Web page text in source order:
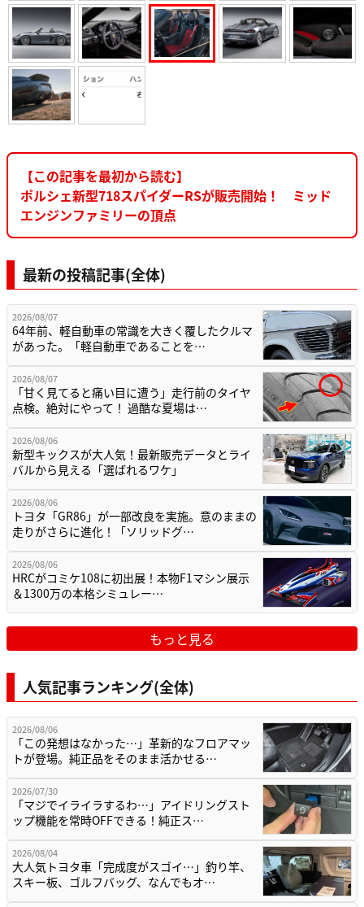
【この記事を最初から読む】
ポルシェ新型718スパイダーRSが販売開始！ ミッド
エンジンファミリーの頂点
最新の投稿記事(全体)
2026/08/07
64年前、軽自動車の常識を大きく覆したクルマ
があった。「軽自動車であることを…
2026/08/07
「甘く見てると痛い目に遭う」走行前のタイヤ
点検。絶対にやって！ 過酷な夏場は…
2026/08/06
新型キックスが大人気！最新販売データとライ
バルから見える「選ばれるワケ」
2026/08/06
トヨタ「GR86」が一部改良を実施。意のままの
走りがさらに進化！「ソリッドグ…
2026/08/06
HRCがコミケ108に初出展！本物F1マシン展示
＆1300万の本格シミュレー…
もっと見る
人気記事ランキング(全体)
2026/08/06
「この発想はなかった…」革新的なフロアマッ
トが登場。純正品をそのまま活かせる…
2026/07/30
「マジでイライラするわ…」アイドリングスト
ップ機能を常時OFFできる！純正ス…
2026/08/04
大人気トヨタ車「完成度がスゴイ…」釣り竿、
スキー板、ゴルフバッグ、なんでもオ…